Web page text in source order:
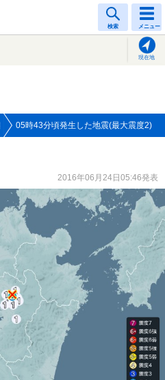
検索 メニュー
現在地
05時43分頃発生した地震(最大震度2)
2016年06月24日05:46発表